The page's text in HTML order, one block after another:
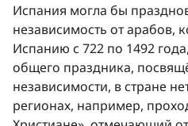
Испания могла бы
независимость от арабов,
Испанию с 722 по 1492
общего праздника,
независимости, в стране
регионах, например,